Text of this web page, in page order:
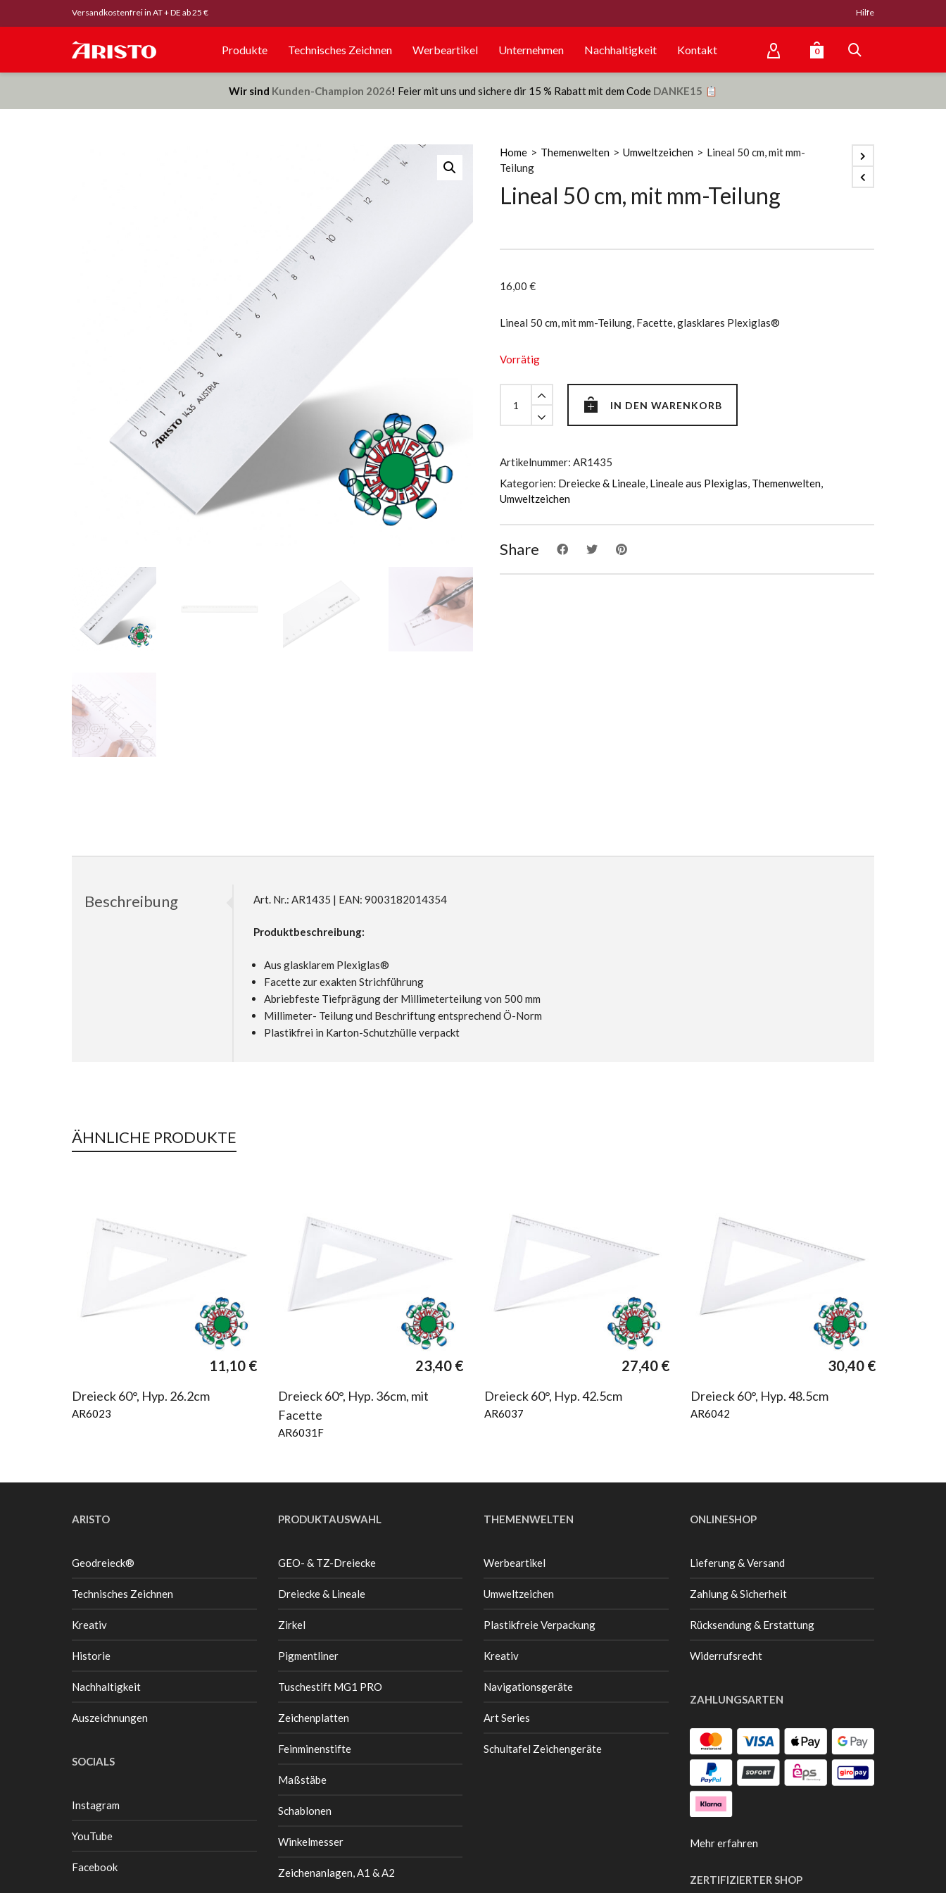
Versandkostenfrei in AT + DE ab 25 € Hilfe
Produkte Technisches Zeichnen Werbeartikel Unternehmen Nachhaltigkeit Kontakt 0
Wir sind Kunden-Champion 2026! Feier mit uns und sichere dir 15 % Rabatt mit dem Code DANKE15
Home > Themenwelten > Umweltzeichen > Lineal 50 cm, mit mm-
Teilung
Lineal 50 cm, mit mm-Teilung
16,00 €
Lineal 50 cm, mit mm-Teilung, Facette, glasklares Plexiglas®
Vorrätig
cm,
Teilung
quantity
IN DEN WARENKORB
Artikelnummer: AR1435
Kategorien: Dreiecke & Lineale, Lineale aus Plexiglas, Themenwelten,
Umweltzeichen
Share
Beschreibung Art. Nr.: AR1435 | EAN: 9003182014354
Produktbeschreibung:
Aus glasklarem Plexiglas®
Facette zur exakten Strichführung
Abriebfeste Tiefprägung der Millimeterteilung von 500 mm
Millimeter- Teilung und Beschriftung entsprechend Ö-Norm
Plastikfrei in Karton-Schutzhülle verpackt
ÄHNLICHE PRODUKTE
11,10 €
Dreieck 60°, Hyp. 26.2cm
AR6023
23,40 €
Dreieck 60°, Hyp. 36cm, mit
Facette
AR6031F
27,40 €
Dreieck 60°, Hyp. 42.5cm
AR6037
30,40 €
Dreieck 60°, Hyp. 48.5cm
AR6042
ARISTO
Geodreieck®
Technisches Zeichnen
Kreativ
Historie
Nachhaltigkeit
Auszeichnungen
SOCIALS
Instagram
YouTube
Facebook
PRODUKTAUSWAHL
GEO- & TZ-Dreiecke
Dreiecke & Lineale
Zirkel
Pigmentliner
Tuschestift MG1 PRO
Zeichenplatten
Feinminenstifte
Maßstäbe
Schablonen
Winkelmesser
Zeichenanlagen, A1 & A2
THEMENWELTEN
Werbeartikel
Umweltzeichen
Plastikfreie Verpackung
Kreativ
Navigationsgeräte
Art Series
Schultafel Zeichengeräte
ONLINESHOP
Lieferung & Versand
Zahlung & Sicherheit
Rücksendung & Erstattung
Widerrufsrecht
ZAHLUNGSARTEN
Mehr erfahren
ZERTIFIZIERTER SHOP